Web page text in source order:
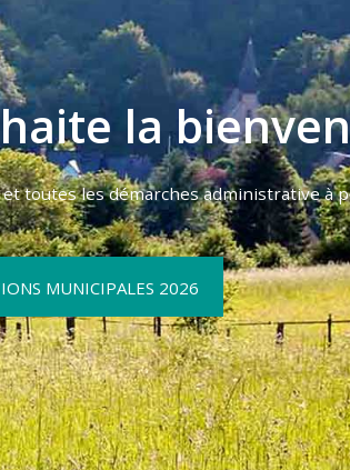
la
toutes les démarches administrative à
MUNICIPALES 2026